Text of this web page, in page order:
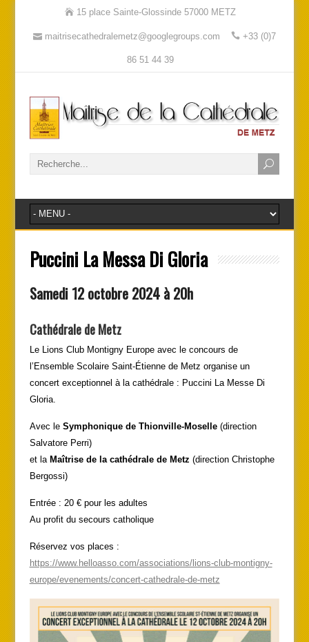
15 place Sainte-Glossinde 57000 METZ
maitrisecathedralemetz@googlegroups.com +33 (0)7
86 51 44 39
Puccini La Messa Di Gloria
Samedi 12 octobre 2024 à 20h
Cathédrale de Metz
Le Lions Club Montigny Europe avec le concours de
l’Ensemble Scolaire Saint-Étienne de Metz organise un
concert exceptionnel à la cathédrale : Puccini La Messe Di
Gloria.
Avec le Symphonique de Thionville-Moselle(direction
Salvatore Perri)
et la Maîtrise de la cathédrale de Metz (direction Christophe
Bergossi)
Entrée : 20 € pour les adultes
Au profit du secours catholique
Réservez vos places :
https://www.helloasso.com/associations/lions-club-montigny-
europe/evenements/concert-cathedrale-de-metz